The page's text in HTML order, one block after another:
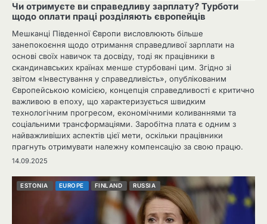
Чи отримуєте ви справедливу зарплату? Турботи
щодо оплати праці розділяють європейців
Мешканці Південної Європи висловлюють більше
занепокоєння щодо отримання справедливої ​​зарплати на
основі своїх навичок та досвіду, тоді як працівники в
скандинавських країнах менше стурбовані цим. Згідно зі
звітом «Інвестування у справедливість», опублікованим
Європейською комісією, концепція справедливості є критично
важливою в епоху, що характеризується швидким
технологічним прогресом, економічними коливаннями та
соціальними трансформаціями. Заробітна плата є одним з
найважливіших аспектів цієї мети, оскільки працівники
прагнуть отримувати належну компенсацію за свою працю.
14.09.2025
ESTONIA EUROPE FINLAND RUSSIA